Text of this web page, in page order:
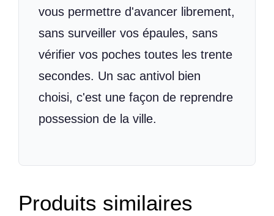
vous permettre d'avancer librement,
sans surveiller vos épaules, sans
vérifier vos poches toutes les trente
secondes. Un sac antivol bien
choisi, c'est une façon de reprendre
possession de la ville.
Produits similaires